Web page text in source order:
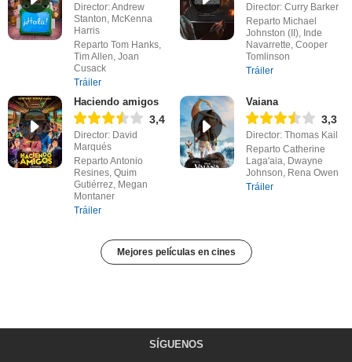
Director: Andrew
Stanton, McKenna
Harris
Reparto Tom Hanks,
Tim Allen, Joan
Cusack
Tráiler
Director: Curry Barker
Reparto Michael
Johnston (II), Inde
Navarrette, Cooper
Tomlinson
Tráiler
Haciendo amigos
3,4
Director: David
Marqués
Reparto Antonio
Resines, Quim
Gutiérrez, Megan
Montaner
Tráiler
Vaiana
3,3
Director: Thomas Kail
Reparto Catherine
Laga'aia, Dwayne
Johnson, Rena Owen
Tráiler
Mejores películas en cines
SÍGUENOS